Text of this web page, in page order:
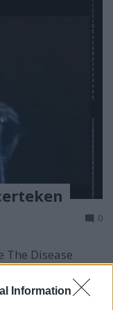
Information
0
The Disease
fesztiválon
setlistjében,